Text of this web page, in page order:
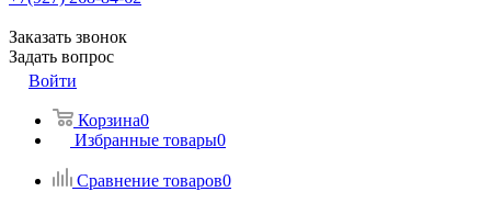
Заказать звонок
Задать вопрос
Войти
Корзина0
Избранные товары0
Сравнение товаров0